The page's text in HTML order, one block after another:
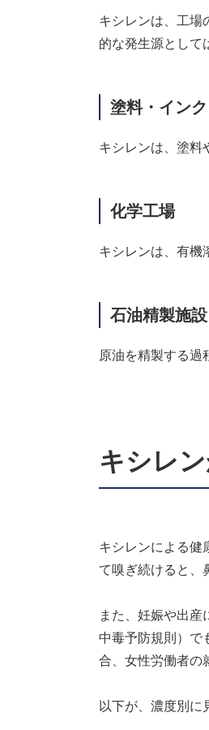
キシレンは、工場
的な発生源として
塗料・イン
キシレンは、塗料
化学工場
キシレンは、有機
石油精製施設
原油を精製する過
キシレ
キシレンによる健
て嗅ぎ続けると、
また、妊娠や出産
中毒予防規則）で
合、女性労働者の
以下が、濃度別に